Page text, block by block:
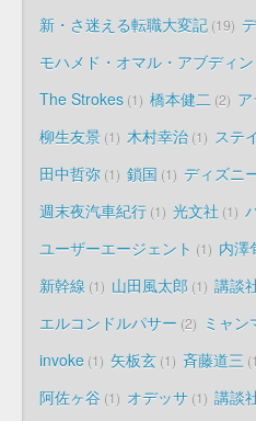
新・さ迷える転職大変記 19
モハメド・オマル・アブディン
The Strokes 1 橋本健二 2
柳生友景 1 木村幸治 1 ステ
田中哲弥 1 鎖国 1 ディズニ
週末夜汽車紀行 1 光文社 1
ユーザーエージェント 1 内澤
新幹線 1 山田風太郎 1 講談
エルコンドルパサー 2 ミャン
invoke 1 矢板玄 1 斉藤道三 1
阿佐ヶ谷 1 オデッサ 1 講談